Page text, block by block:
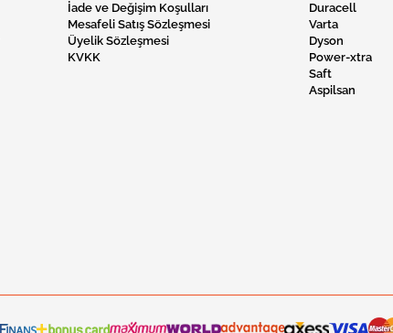
İade ve Değişim Koşulları
Mesafeli Satış Sözleşmesi
Üyelik Sözleşmesi
KVKK
Duracell
Varta
Dyson
Power-xtra
Saft
Aspilsan